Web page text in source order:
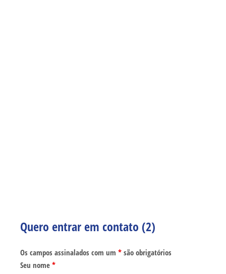
Quero entrar em contato (2)
Os campos assinalados com um * são obrigatórios
Seu nome *